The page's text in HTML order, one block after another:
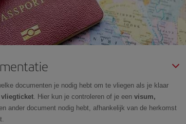
documenten je nodig hebt om te vliegen als je klaar
vliegticket. Hier kun je controleren of je een visum,
ander document nodig hebt, afhankelijk van de herkomst